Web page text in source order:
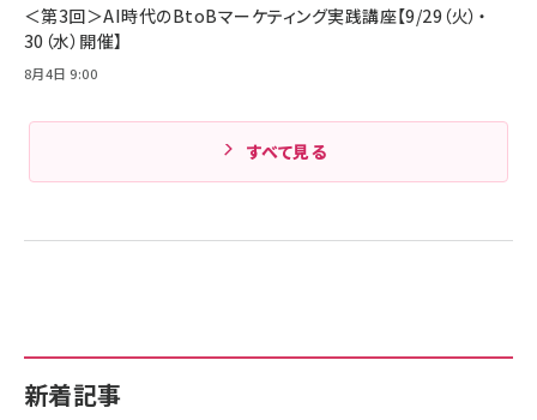
新着記事
＜第3回＞AI時代のBtoBマーケティング実践講座【9/29（火）・
30（水）開催】
8月4日 9:00
すべて見る